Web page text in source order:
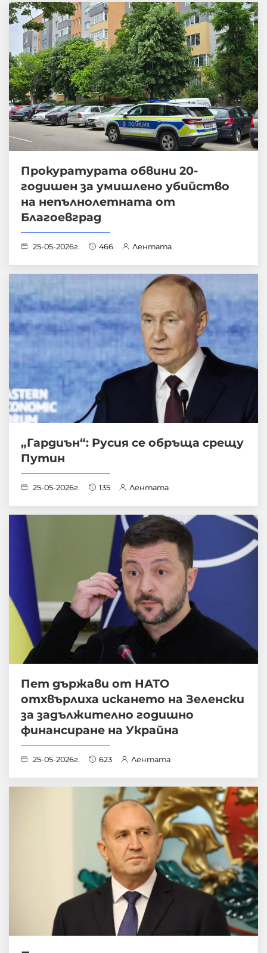
Прокуратурата обвини 20-
годишен за умишлено убийство
на непълнолетната от
Благоевград
25-05-2026г. 466 Лентата
„Гардиън“: Русия се обръща срещу
Путин
25-05-2026г. 135 Лентата
Пет държави от НАТО
отхвърлиха искането на Зеленски
за задължително годишно
финансиране на Украйна
25-05-2026г. 623 Лентата